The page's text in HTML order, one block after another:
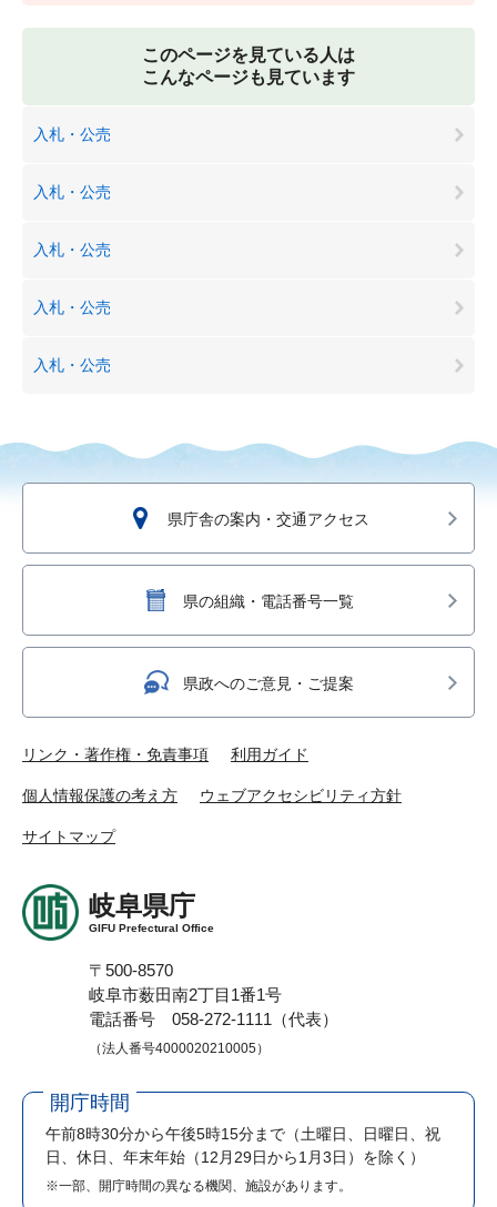
このページを見ている人は
こんなページも見ています
入札・公売
入札・公売
入札・公売
入札・公売
入札・公売
県庁舎の案内・交通アクセス
県の組織・電話番号一覧
県政へのご意見・ご提案
リンク・著作権・免責事項 利用ガイド
個人情報保護の考え方 ウェブアクセシビリティ方針
サイトマップ
岐阜県庁
GIFU Prefectural Office
〒500-8570
岐阜市薮田南2丁目1番1号
電話番号 058-272-1111（代表）
（法人番号4000020210005）
開庁時間
午前8時30分から午後5時15分まで （土曜日、日曜日、祝
日、休日、年末年始（12月29日から1月3日）を除く）
※一部、開庁時間の異なる機関、施設があります。